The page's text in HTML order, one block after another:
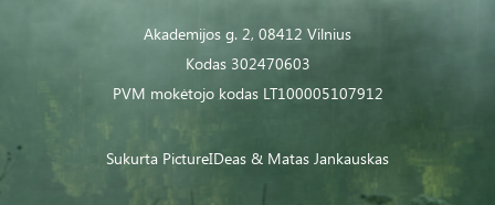
Akademijos g. 2, 08412 Vilnius
Kodas 302470603
PVM mokėtojo kodas LT100005107912
Sukurta PictureIDeas & Matas Jankauskas